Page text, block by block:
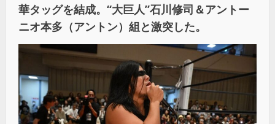
華タッグを結成。“大巨人”石川修司＆アントー
ニオ本多（アントン）組と激突した。